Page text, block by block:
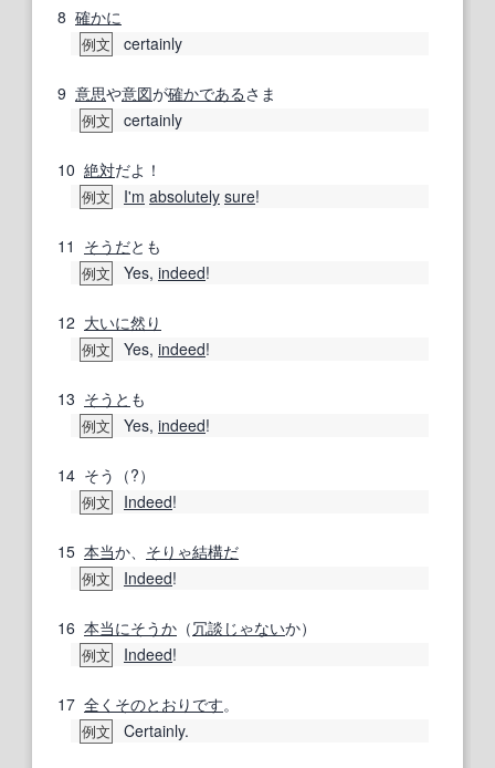
8 確かに
例文 certainly
9 意思や意図が確かであるさま
例文 certainly
10 絶対だよ！
例文 I'm absolutely sure!
11 そうだとも
例文 Yes, indeed!
12 大いに然り
例文 Yes, indeed!
13 そうと も
例文 Yes, indeed!
14 そう（?）
例文 Indeed!
15 本当か、 そりゃ結構だ
例文 Indeed!
16 本当にそうか （冗談じゃないか）
例文 Indeed!
17 全く そのとおりです。
例文 Certainly.